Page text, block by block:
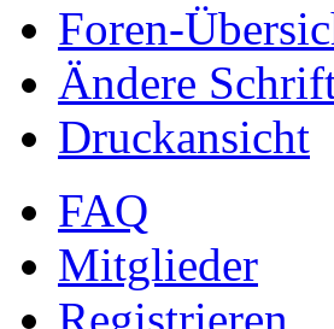
Foren-
Ändere
Druckansicht
FAQ
Mitglieder
Registrieren